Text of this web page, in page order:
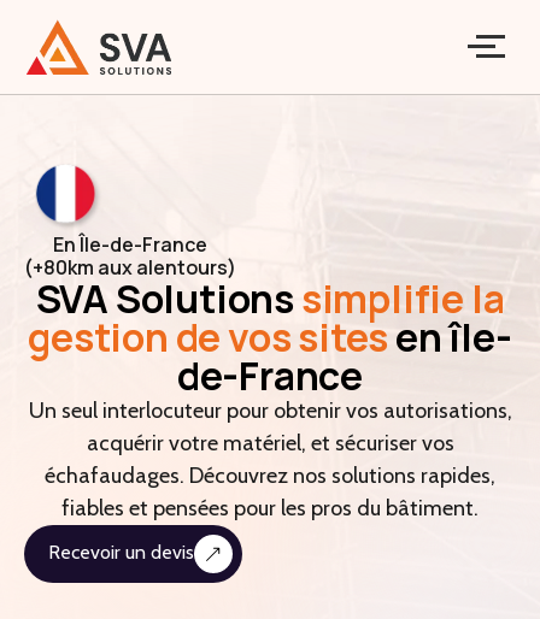
SVA Solutionssimplifie la
gestion de vos sitesen île-
de-France
Un seul interlocuteur pour obtenir vos autorisations,
acquérir votre matériel, et sécuriser vos
échafaudages. Découvrez nos solutions rapides,
fiables et pensées pour les pros du bâtiment.
Recevoir un devis
En Île-de-France
(+80km aux alentours)